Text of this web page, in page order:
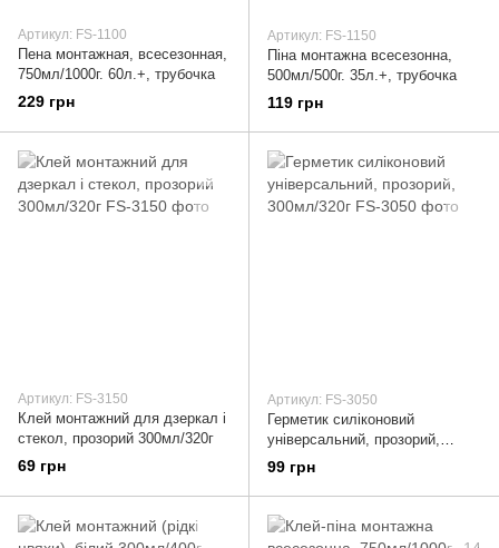
Артикул: FS-1100
Пена монтажная, всесезонная,
750мл/1000г. 60л.+, трубочка
229 грн
Артикул: FS-1150
Піна монтажна всесезонна,
500мл/500г. 35л.+, трубочка
119 грн
Артикул: FS-3150
Клей монтажний для дзеркал і
стекол, прозорий 300мл/320г
69 грн
Артикул: FS-3050
Герметик силіконовий
універсальний, прозорий,
300мл/320г
99 грн